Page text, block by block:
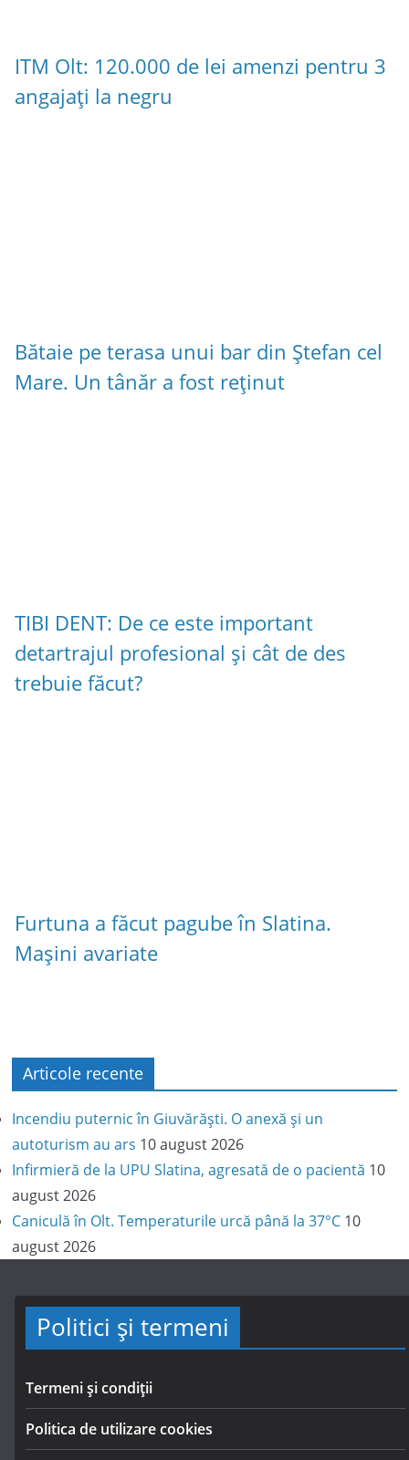
ITM Olt: 120.000 de lei amenzi pentru 3
angajați la negru
Bătaie pe terasa unui bar din Ștefan cel
Mare. Un tânăr a fost reținut
TIBI DENT: De ce este important
detartrajul profesional și cât de des
trebuie făcut?
Furtuna a făcut pagube în Slatina.
Mașini avariate
Articole recente
Incendiu puternic în Giuvărăști. O anexă și un
autoturism au ars 10 august 2026
Infirmieră de la UPU Slatina, agresată de o pacientă 10
august 2026
Caniculă în Olt. Temperaturile urcă până la 37°C 10
august 2026
Politici și termeni
Termeni și condiții
Politica de utilizare cookies